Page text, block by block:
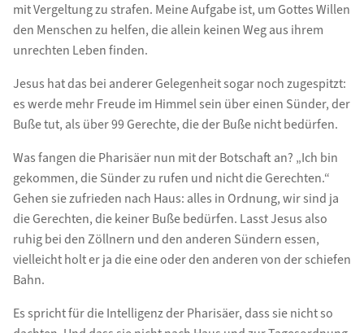
mit Vergeltung zu strafen. Meine Aufgabe ist, um Gottes Willen
den Menschen zu helfen, die allein keinen Weg aus ihrem
unrechten Leben finden.
Jesus hat das bei anderer Gelegenheit sogar noch zugespitzt:
es werde mehr Freude im Himmel sein über einen Sünder, der
Buße tut, als über 99 Gerechte, die der Buße nicht bedürfen.
Was fangen die Pharisäer nun mit der Botschaft an? „Ich bin
gekommen, die Sünder zu rufen und nicht die Gerechten.“
Gehen sie zufrieden nach Haus: alles in Ordnung, wir sind ja
die Gerechten, die keiner Buße bedürfen. Lasst Jesus also
ruhig bei den Zöllnern und den anderen Sündern essen,
vielleicht holt er ja die eine oder den anderen von der schiefen
Bahn.
Es spricht für die Intelligenz der Pharisäer, dass sie nicht so